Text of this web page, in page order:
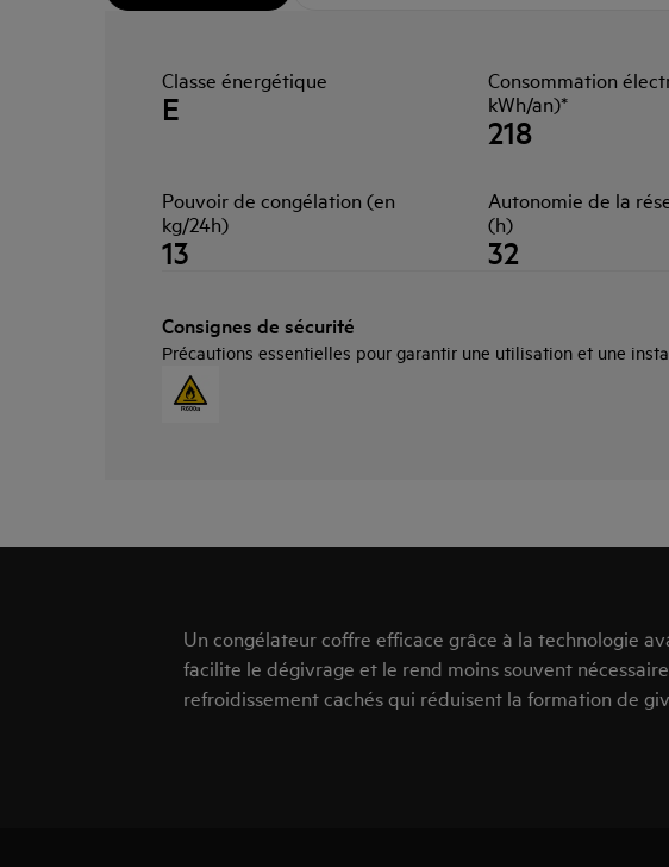
Classe énergétique
E
Consommation
kWh/an)*
218
Pouvoir de congélation (en
kg/24h)
13
Autonomie de la
(h)
32
Consignes de sécurité
Précautions essentielles pour garantir une utilisation et une
Un congélateur coffre efficace grâce à la technologie
facilite le dégivrage et le rend moins souvent
refroidissement cachés qui réduisent la formation de